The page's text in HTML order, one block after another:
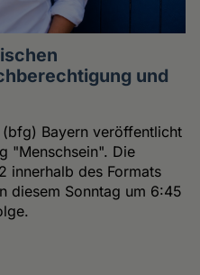
und
Bayern veröffentlicht
"Menschsein". Die
innerhalb des Formats
diesem Sonntag um 6:45